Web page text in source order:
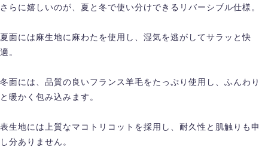
さらに嬉しいのが、夏と冬で使い分けできるリバーシブル仕様。
夏面には麻生地に麻わたを使用し、湿気を逃がしてサラッと快
適。
冬面には、品質の良いフランス羊毛をたっぷり使用し、ふんわり
と暖かく包み込みます。
表生地には上質なマコトリコットを採用し、耐久性と肌触りも申
し分ありません。